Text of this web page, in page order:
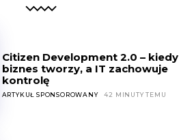
Citizen Development 2.0 – kiedy
biznes tworzy, a IT zachowuje
kontrolę
ARTYKUŁ SPONSOROWANY 42 MINUTY TEMU